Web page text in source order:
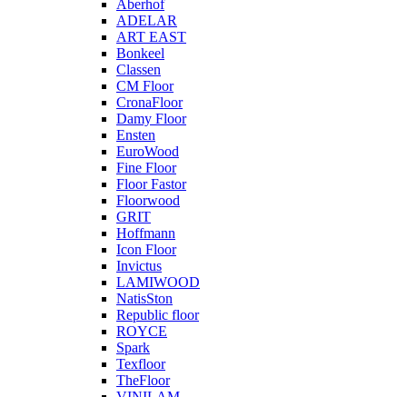
Aberhof
ADELAR
ART EAST
Bonkeel
Classen
CM Floor
CronaFloor
Damy Floor
Ensten
EuroWood
Fine Floor
Floor Fastor
Floorwood
GRIT
Hoffmann
Icon Floor
Invictus
LAMIWOOD
NatisSton
Republic floor
ROYCE
Spark
Texfloor
TheFloor